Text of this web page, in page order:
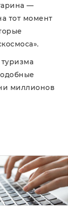
—
тот момент
миллионов